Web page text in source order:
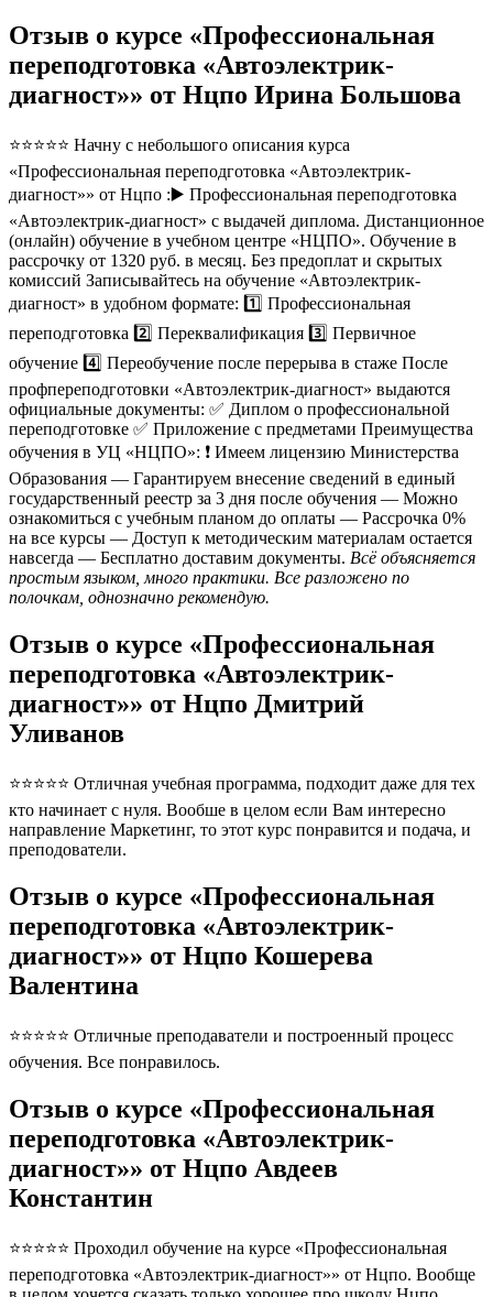
Отзыв о курсе «Профессиональная
переподготовка «Автоэлектрик-
диагност»» от Нцпо Ирина Большова
⭐⭐⭐⭐⭐ Начну с небольшого описания курса
«Профессиональная переподготовка «Автоэлектрик-
диагност»» от Нцпо :▶️ Профессиональная переподготовка
«Автоэлектрик-диагност» с выдачей диплома. Дистанционное
(онлайн) обучение в учебном центре «НЦПО». Обучение в
рассрочку от 1320 руб. в месяц. Без предоплат и скрытых
комиссий Записывайтесь на обучение «Автоэлектрик-
диагност» в удобном формате: 1️⃣ Профессиональная
переподготовка 2️⃣ Переквалификация 3️⃣ Первичное
обучение 4️⃣ Переобучение после перерыва в стаже После
профпереподготовки «Автоэлектрик-диагност» выдаются
официальные документы: ✅ Диплом о профессиональной
переподготовке ✅ Приложение с предметами Преимущества
обучения в УЦ «НЦПО»: ❗️ Имеем лицензию Министерства
Образования — Гарантируем внесение сведений в единый
государственный реестр за 3 дня после обучения — Можно
ознакомиться с учебным планом до оплаты — Рассрочка 0%
на все курсы — Доступ к методическим материалам остается
навсегда — Бесплатно доставим документы. Всё объясняется
простым языком, много практики. Все разложено по
полочкам, однозначно рекомендую.
Отзыв о курсе «Профессиональная
переподготовка «Автоэлектрик-
диагност»» от Нцпо Дмитрий
Уливанов
⭐⭐⭐⭐⭐ Отличная учебная программа, подходит даже для тех
кто начинает с нуля. Вообше в целом если Вам интересно
направление Маркетинг, то этот курс понравится и подача, и
преподователи.
Отзыв о курсе «Профессиональная
переподготовка «Автоэлектрик-
диагност»» от Нцпо Кошерева
Валентина
⭐⭐⭐⭐⭐ Отличные преподаватели и построенный процесс
обучения. Все понравилось.
Отзыв о курсе «Профессиональная
переподготовка «Автоэлектрик-
диагност»» от Нцпо Авдеев
Константин
⭐⭐⭐⭐⭐ Проходил обучение на курсе «Профессиональная
переподготовка «Автоэлектрик-диагност»» от Нцпо. Вообще